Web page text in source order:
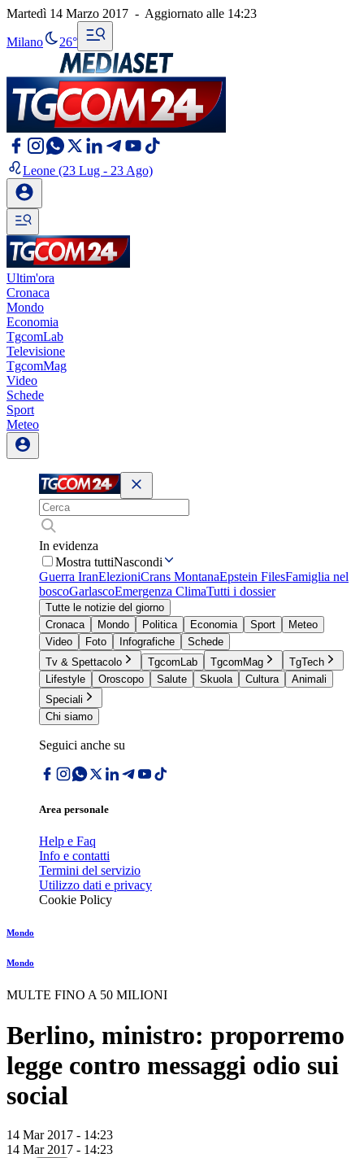
Martedì 14 Marzo 2017 - Aggiornato alle 14:23
Milano 26°
Leone (23 Lug - 23 Ago)
Ultim'ora
Cronaca
Mondo
Economia
TgcomLab
Televisione
TgcomMag
Video
Schede
Sport
Meteo
In evidenza
Mostra tuttiNascondi
Guerra IranElezioniCrans MontanaEpstein FilesFamiglia nel
boscoGarlascoEmergenza ClimaTutti i dossier
Tutte le notizie del giorno
Cronaca
Mondo Politica Economia Sport
Meteo
Video
Foto Infografiche
Schede
Tv & Spettacolo
TgcomLab TgcomMag
TgTech
Lifestyle
Oroscopo Salute Skuola Cultura
Animali
Speciali
Chi siamo
Seguici anche su
Area personale
Help e Faq
Info e contatti
Termini del servizio
Utilizzo dati e privacy
Cookie Policy
Mondo
Mondo
MULTE FINO A 50 MILIONI
Berlino, ministro: proporremo
legge contro messaggi odio sui
social
14 Mar 2017 - 14:23
14 Mar 2017 - 14:23